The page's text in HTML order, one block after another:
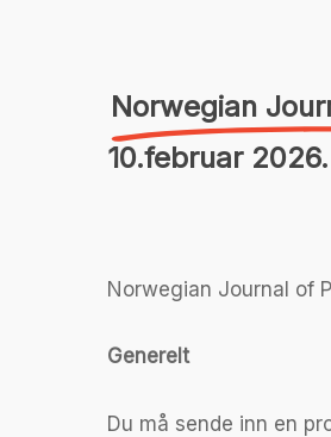
Norwegian
10.februar 2026.
Norwegian Journal of
Generelt
Du må sende inn en